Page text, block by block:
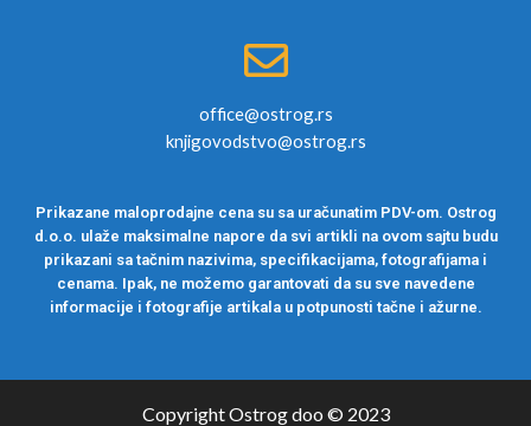
office@ostrog.rs
knjigovodstvo@ostrog.rs
Prikazane maloprodajne cena su sa uračunatim PDV-om. Ostrog
d.o.o. ulaže maksimalne napore da svi artikli na ovom sajtu budu
prikazani sa tačnim nazivima, specifikacijama, fotografijama i
cenama. Ipak, ne možemo garantovati da su sve navedene
informacije i fotografije artikala u potpunosti tačne i ažurne.
Copyright Ostrog doo © 2023